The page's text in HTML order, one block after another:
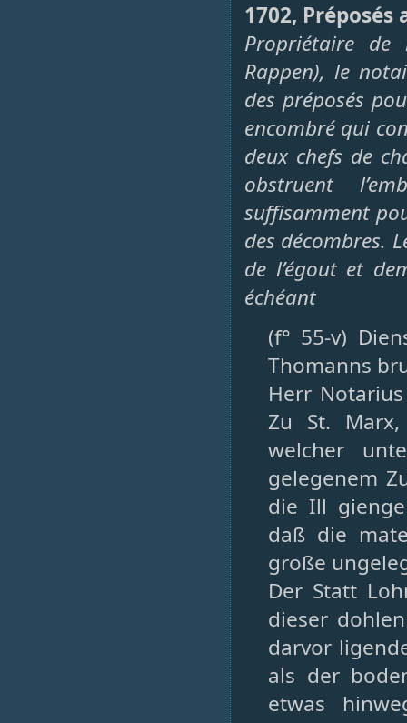
1702,
Propriétaire
Rappen), le
des préposés
encombré qui
deux chefs de
obstruent
suffisamment
des décombres.
de l’égout et
échéant
(f° 55-v)
Thomanns
Herr
Zu St.
welcher
gelegenem
die Ill
daß die
große
Der Statt
dieser
darvor
als der
etwas